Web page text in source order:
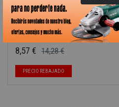
TERMOSTATO ANALOGICO...
14,28 €
8,57 €
PRECIO REBAJADO